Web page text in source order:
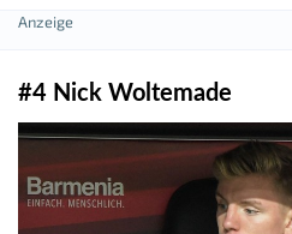
#4 Nick Woltemade